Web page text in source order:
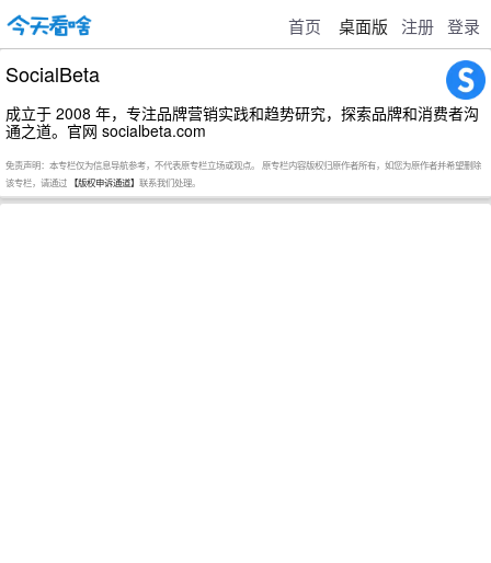
首页 桌面版 注册 登录
SocialBeta
成立于 2008 年，专注品牌营销实践和趋势研究，探索品牌和消费者沟
通之道。官网 socialbeta.com
免责声明：本专栏仅为信息导航参考，不代表原专栏立场或观点。 原专栏内容版权归原作者所有，如您为原作者并希望删除
该专栏，请通过 【版权申诉通道】 联系我们处理。